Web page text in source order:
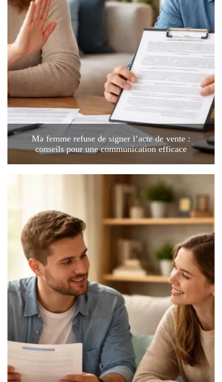
Ma femme refuse de signer l’acte de vente :
conseils pour une communication efficace